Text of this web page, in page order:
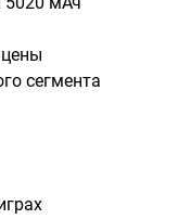
сегмента